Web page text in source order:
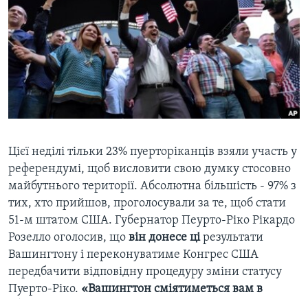
СУСПІЛЬСТВО
ЕКОНОМІКА
ІСТОРІЇ УСПІХУ УКРАЇНЦІВ
ТЕЛЕПРОГРАМИ
ЧАС-TIME
БРИФІНГ ГОЛОСУ АМЕРИКИ
СТУДІЯ ВАШИНГТОН
ПРАЙМ-ТАЙМ
ПОГЛЯД З ВАШИНГТОНА
ENGLISH
Learning English
Мови
Цієї неділі тільки 23% пуерторіканців взяли участь у
референдумі, щоб висловити свою думку стосовно
майбутнього території. Абсолютна більшість - 97% з
тих, хто прийшов, проголосували за те, щоб стати
51-м штатом США. Губернатор Пеурто-Ріко Рікардо
Розелло оголосив, що він донесе цірезультати
Вашингтону і переконуватиме Конгрес США
передбачити відповідну процедуру зміни статусу
Пуерто-Ріко. «Вашингтон сміятиметься вам в